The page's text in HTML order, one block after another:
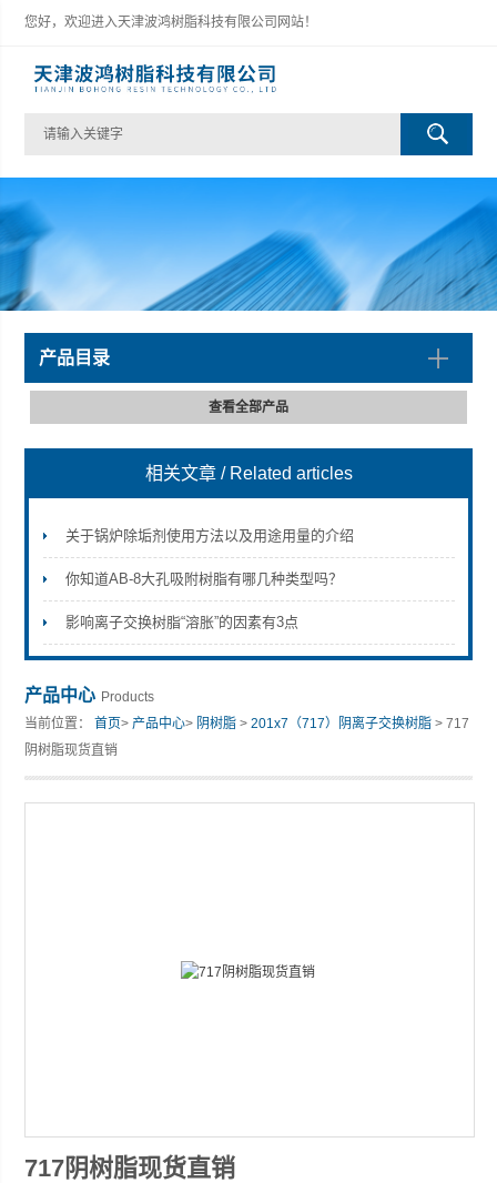
您好，欢迎进入天津波鸿树脂科技有限公司网站！
产品目录
查看全部产品
相关文章 / Related articles
关于锅炉除垢剂使用方法以及用途用量的介绍
你知道AB-8大孔吸附树脂有哪几种类型吗？
影响离子交换树脂“溶胀”的因素有3点
产品中心 Products
当前位置：首页>产品中心> 阴树脂 >201x7（717）阴离子交换树脂 > 717
阴树脂现货直销
717阴树脂现货直销